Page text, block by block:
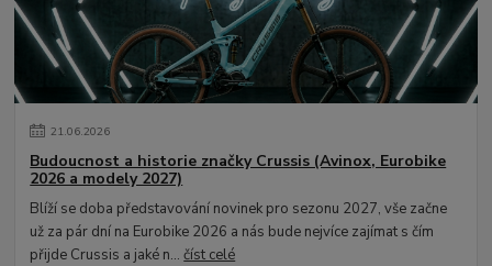
21.06.2026
Budoucnost a historie značky Crussis (Avinox, Eurobike
2026 a modely 2027)
Blíží se doba představování novinek pro sezonu 2027, vše začne
už za pár dní na Eurobike 2026 a nás bude nejvíce zajímat s čím
přijde Crussis a jaké n...číst celé